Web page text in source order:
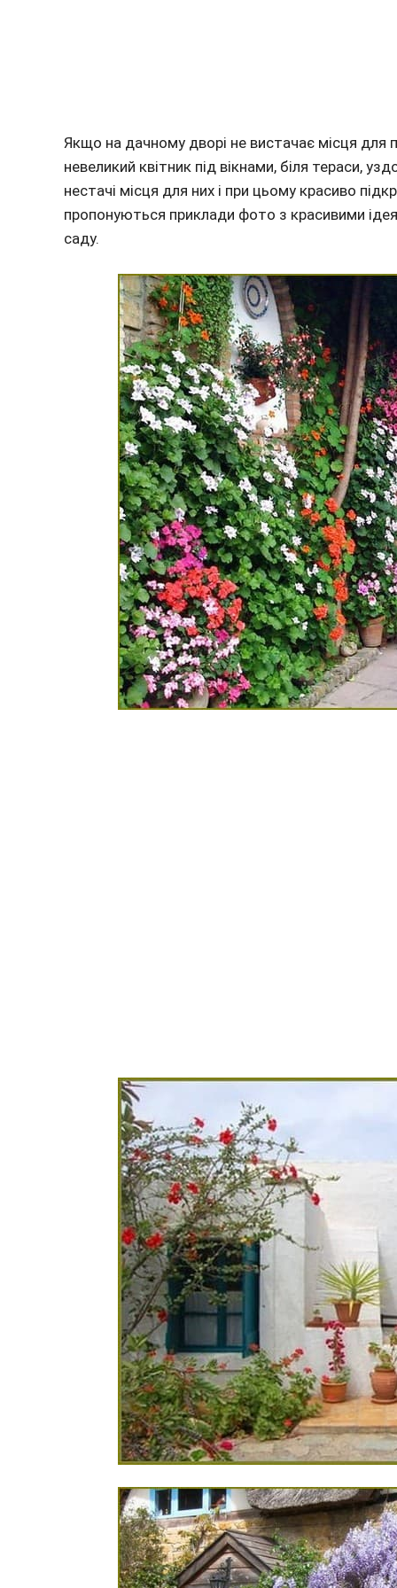
Якщо на дачному дворі не вистачає місця для
невеликий квітник під вікнами, біля тераси,
нестачі місця для них і при цьому красиво
пропонуються приклади фото з красивими
саду.